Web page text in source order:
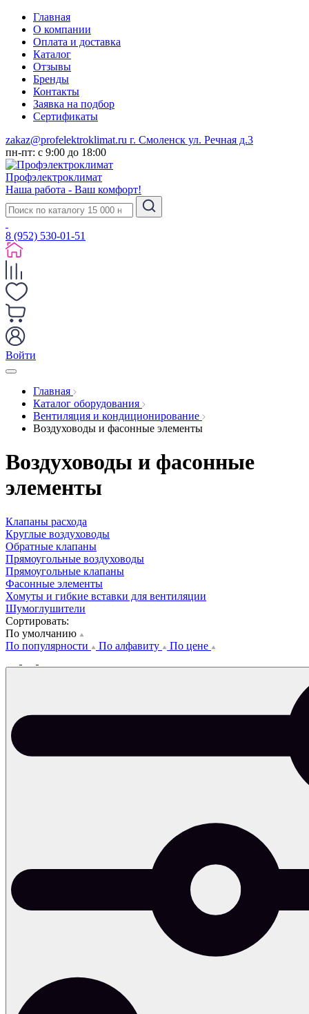
Главная
О компании
Оплата и доставка
Каталог
Отзывы
Бренды
Контакты
Заявка на подбор
Сертификаты
zakaz@profelektroklimat.ru г. Смоленск ул. Речная д.3
пн-пт: с 9:00 до 18:00
Профэлектроклимат
Наша работа - Ваш комфорт!
8 (952) 530-01-51
Войти
Главная
Каталог оборудования
Вентиляция и кондиционирование
Воздуховоды и фасонные элементы
Воздуховоды и фасонные
элементы
Клапаны расхода
Круглые воздуховоды
Обратные клапаны
Прямоугольные воздуховоды
Прямоугольные клапаны
Фасонные элементы
Хомуты и гибкие вставки для вентиляции
Шумоглушители
Сортировать:
По умолчанию
По популярности
По алфавиту По цене